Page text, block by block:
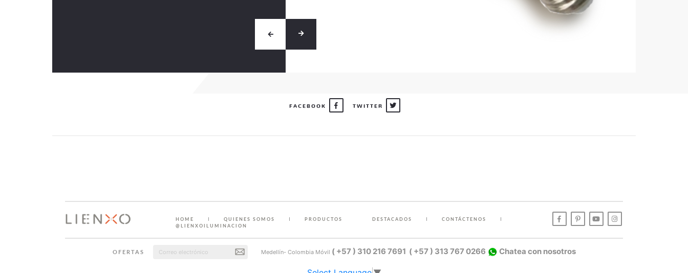
FACEBOOK TWITTER
HOME QUIENES SOMOS PRODUCTOS DESTACADOS
CONTÁCTENOS
@LIENXOILUMINACION
OFERTAS Medellín- Colombia Móvil ( +57 ) 310 216 7691 ( +57 ) 313 767 0266 Chatea con nosotros